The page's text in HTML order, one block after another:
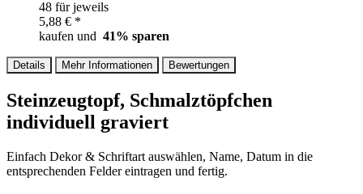
48 für jeweils
5,88 € *
kaufen und 41% sparen
Details Mehr Informationen Bewertungen
Steinzeugtopf, Schmalztöpfchen
individuell graviert
Einfach Dekor & Schriftart auswählen, Name, Datum in die
entsprechenden Felder eintragen und fertig.